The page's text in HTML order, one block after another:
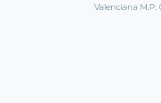
Valenciana M.P.